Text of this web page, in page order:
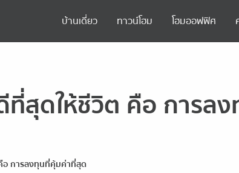
บ้านเดี่ยว ทาวน์โฮม โฮมออฟฟิศ
ที่สุดให้ชีวิต คือ การล
อ การลงทุนที่คุ้มค่าที่สุด